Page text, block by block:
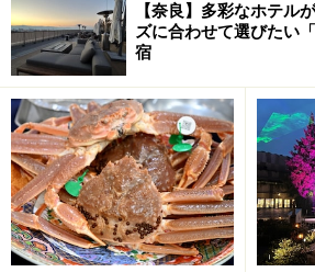
【奈良】多彩なホテル
ズに合わせて選びたい
宿